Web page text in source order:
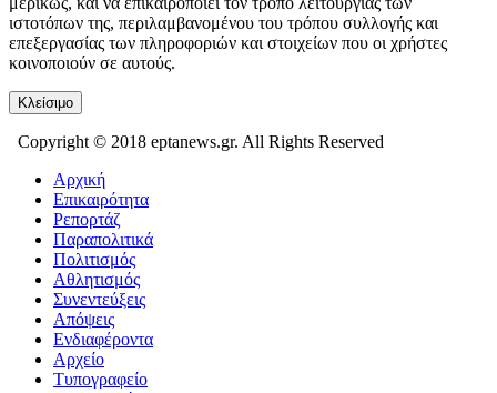
ιστοτόπων της, περιλαμβανομένου του τρόπου συλλογής και
επεξεργασίας των πληροφοριών και στοιχείων που οι χρήστες
κοινοποιούν σε αυτούς.
Κλείσιμο
Copyright © 2018 eptanews.gr. All Rights Reserved
Αρχική
Επικαιρότητα
Ρεπορτάζ
Παραπολιτικά
Πολιτισμός
Αθλητισμός
Συνεντεύξεις
Απόψεις
Ενδιαφέροντα
Αρχείο
Τυπογραφείο